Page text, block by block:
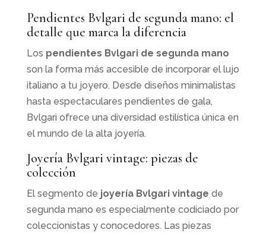
Pendientes Bvlgari de segunda mano: el
detalle que marca la diferencia
Los pendientes Bvlgari de segunda mano
son la forma más accesible de incorporar el lujo
italiano a tu joyero. Desde diseños minimalistas
hasta espectaculares pendientes de gala,
Bvlgari ofrece una diversidad estilística única en
el mundo de la alta joyería.
Joyería Bvlgari vintage: piezas de
colección
El segmento de joyería Bvlgari vintage de
segunda mano es especialmente codiciado por
coleccionistas y conocedores. Las piezas